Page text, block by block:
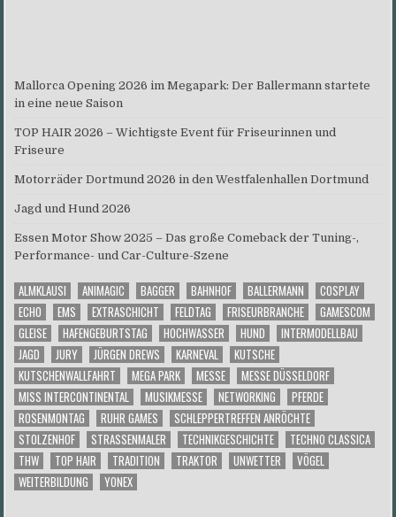
Mallorca Opening 2026 im Megapark: Der Ballermann startete
in eine neue Saison
TOP HAIR 2026 – Wichtigste Event für Friseurinnen und
Friseure
Motorräder Dortmund 2026 in den Westfalenhallen Dortmund
Jagd und Hund 2026
Essen Motor Show 2025 – Das große Comeback der Tuning-,
Performance- und Car-Culture-Szene
ALMKLAUSI ANIMAGIC BAGGER BAHNHOF BALLERMANN
COSPLAY
ECHO
EMS EXTRASCHICHT FELDTAG FRISEURBRANCHE
GAMESCOM
GLEISE
HAFENGEBURTSTAG HOCHWASSER HUND
INTERMODELLBAU
JAGD
JURY JÜRGEN DREWS KARNEVAL
KUTSCHE
KUTSCHENWALLFAHRT
MEGA PARK MESSE
MESSE DÜSSELDORF
MISS INTERCONTINENTAL
MUSIKMESSE NETWORKING
PFERDE
ROSENMONTAG
RUHR GAMES
SCHLEPPERTREFFEN ANRÖCHTE
STOLZENHOF
STRASSENMALER TECHNIKGESCHICHTE
TECHNO CLASSICA
THW
TOP HAIR TRADITION TRAKTOR UNWETTER
VÖGEL
WEITERBILDUNG
YONEX